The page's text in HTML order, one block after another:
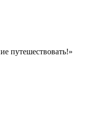
путешествовать!»